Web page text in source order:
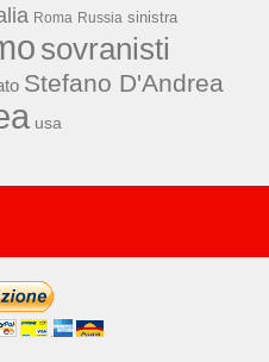
Roma Russia sinistra
sovranisti
Stefano D'Andrea
usa